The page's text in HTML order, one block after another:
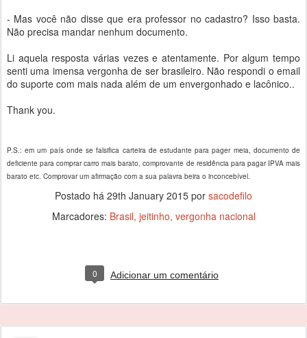
- Mas você não disse que era professor no cadastro? Isso basta.
Não precisa mandar nenhum documento.
Li aquela resposta várias vezes e atentamente. Por algum tempo
senti uma imensa vergonha de ser brasileiro. Não respondi o email
do suporte com mais nada além de um envergonhado e lacônico..
Thank you.
P.S.: em um país onde se falsifica carteira de estudante para pager meia, documento de
deficiente para comprar carro mais barato, comprovante de residência para pagar IPVA mais
barato etc. Comprovar um afirmação com a sua palavra beira o inconcebível.
Postado há 29th January 2015 por sacodefilo
Marcadores: Brasil jeitinho vergonha nacional
0 Adicionar um comentário